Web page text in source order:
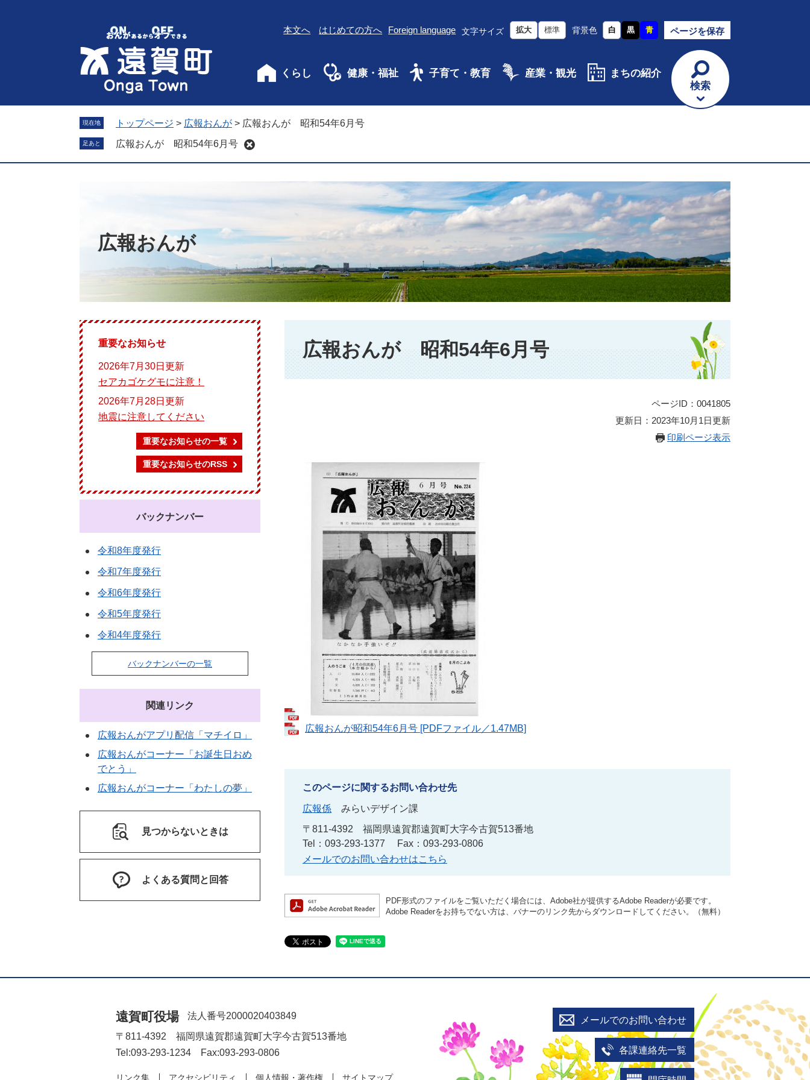
す
し
へ
本文へ はじめての方へ Foreign language 文字サイズ 拡大 標準 背景色 白 黒 青 ページを保存
くらし 健康・福祉 子育て・教育 産業・観光
まちの紹介
検索
現在地 トップページ > 広報おんが > 広報おんが 昭和54年6月号
足あと 広報おんが 昭和54年6月号
広報おんが
広報おんが 昭和54年6月号
ページID：0041805
更新日：2023年10月1日更新
印刷ページ表示
広報おんが昭和54年6月号 [PDFファイル／1.47MB]
このページに関するお問い合わせ先
広報係
みらいデザイン課
〒811-4392
福岡県遠賀郡遠賀町大字今古賀513番地
Tel：093-293-1377
Fax：093-293-0806
メールでのお問い合わせはこちら
PDF形式のファイルをご覧いただく場合には、Adobe社が提供するAdobe Readerが必要です。
Adobe Readerをお持ちでない方は、バナーのリンク先からダウンロードしてください。（無料）
重要なお知らせ
2026年7月30日更新
セアカゴケグモに注意！
2026年7月28日更新
地震に注意してください
重要なお知らせの一覧
重要なお知らせのRSS
バックナンバー
令和8年度発行
令和7年度発行
令和6年度発行
令和5年度発行
令和4年度発行
バックナンバーの一覧
関連リンク
広報おんがアプリ配信「マチイロ」
広報おんがコーナー「お誕生日おめ
でとう」
広報おんがコーナー「わたしの夢」
見つからないときは
よくある質問と回答
遠賀町役場
法人番号2000020403849
〒811-4392 福岡県遠賀郡遠賀町大字今古賀513番地
Tel:093-293-1234 Fax:093-293-0806
リンク集 アクセシビリティ 個人情報・著作権 サイトマップ
メールでのお問い合わせ
各課連絡先一覧